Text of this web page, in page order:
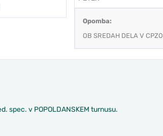
Opomba:
OB SREDAH DELA V
spec. v POPOLDANSKEM turnusu.